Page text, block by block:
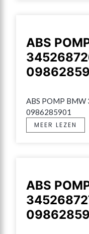
ABS
ABS POMP
0986285901
MEER LEZEN
ABS